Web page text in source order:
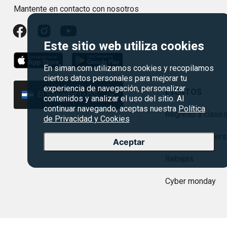
Este sitio web utiliza cookies
En siman.com utilizamos cookies y recopilamos
ciertos datos personales para mejorar tu
experiencia de navegación, personalizar
contenidos y analizar el uso del sitio. Al
continuar navegando, aceptas nuestra Política
de Privacidad y Cookies
Aceptar
Mantente en contacto con nosotros
El Salvador | US$
EVENTOS
Regreso a clases
Agosto es
Cyber monday